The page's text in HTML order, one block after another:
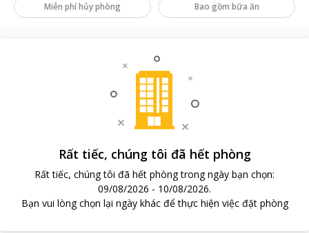
Miễn phí hủy phòng Bao gồm bữa ăn
Rất tiếc, chúng tôi đã hết phòng
Rất tiếc, chúng tôi đã hết phòng trong ngày bạn chọn:
09/08/2026 - 10/08/2026.
Bạn vui lòng chọn lại ngày khác để thực hiện việc đặt phòng